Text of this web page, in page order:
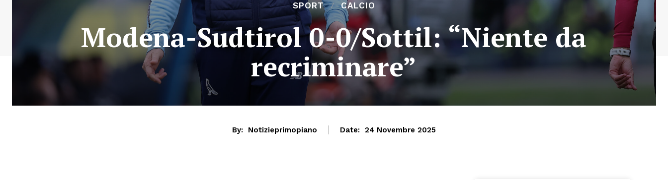
SPORT CALCIO
Modena-Sudtirol 0-0/Sottil: “Niente da
recriminare”
By: Notizieprimopiano Date: 24 Novembre 2025